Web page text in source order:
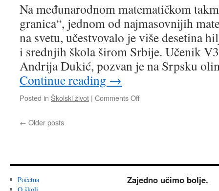
Na međunarodnom matematičkom
granica“, jednom od najmasovnijih
na svetu, učestvovalo je više desetina
i srednjih škola širom Srbije. Učenik
Andrija Dukić, pozvan je na Srpsku
Continue reading →
Posted in Školski život | Comments Offon
← Older posts
Početna
Zajedno učimo bolje.